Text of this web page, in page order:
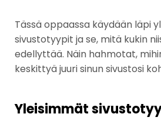
Tässä oppaassa käydään läpi
sivustotyypit ja se, mitä kukin
edellyttää. Näin hahmotat,
keskittyä juuri sinun sivustosi
Yleisimmät